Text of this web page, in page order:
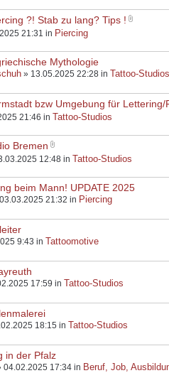
?! Stab zu lang? Tips !
21:31 in Piercing
Mythologie
» 13.05.2025 22:28 in Tattoo-Studios
bzw Umgebung für Lettering/
21:46 in Tattoo-Studios
Bremen
12:48 in Tattoo-Studios
beim Mann! UPDATE 2025
21:32 in Piercing
9:43 in Tattoomotive
17:59 in Tattoo-Studios
18:15 in Tattoo-Studios
in der Pfalz
04.02.2025 17:34 in Beruf, Job,